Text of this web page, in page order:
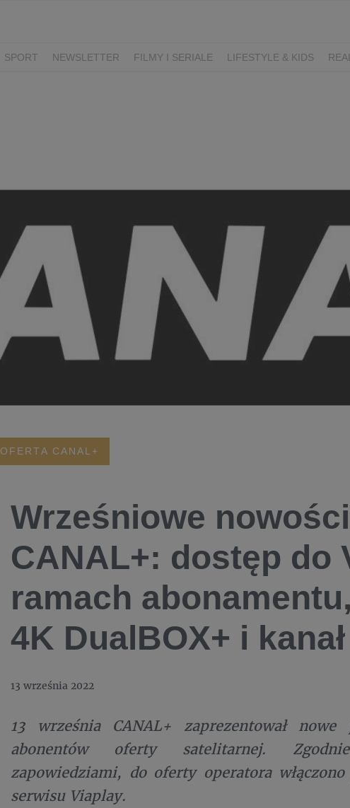
SPORT NEWSLETTER FILMY I SERIALE LIFESTYLE & KIDS
OFERTA CANAL+
Wrześniowe
CANAL+: dostęp do
ramach
4K DualBOX+ i
13 września 2022
13 września CANAL+ zaprezentował
abonentów oferty satelitarnej.
zapowiedziami, do oferty operatora
serwisu Viaplay.